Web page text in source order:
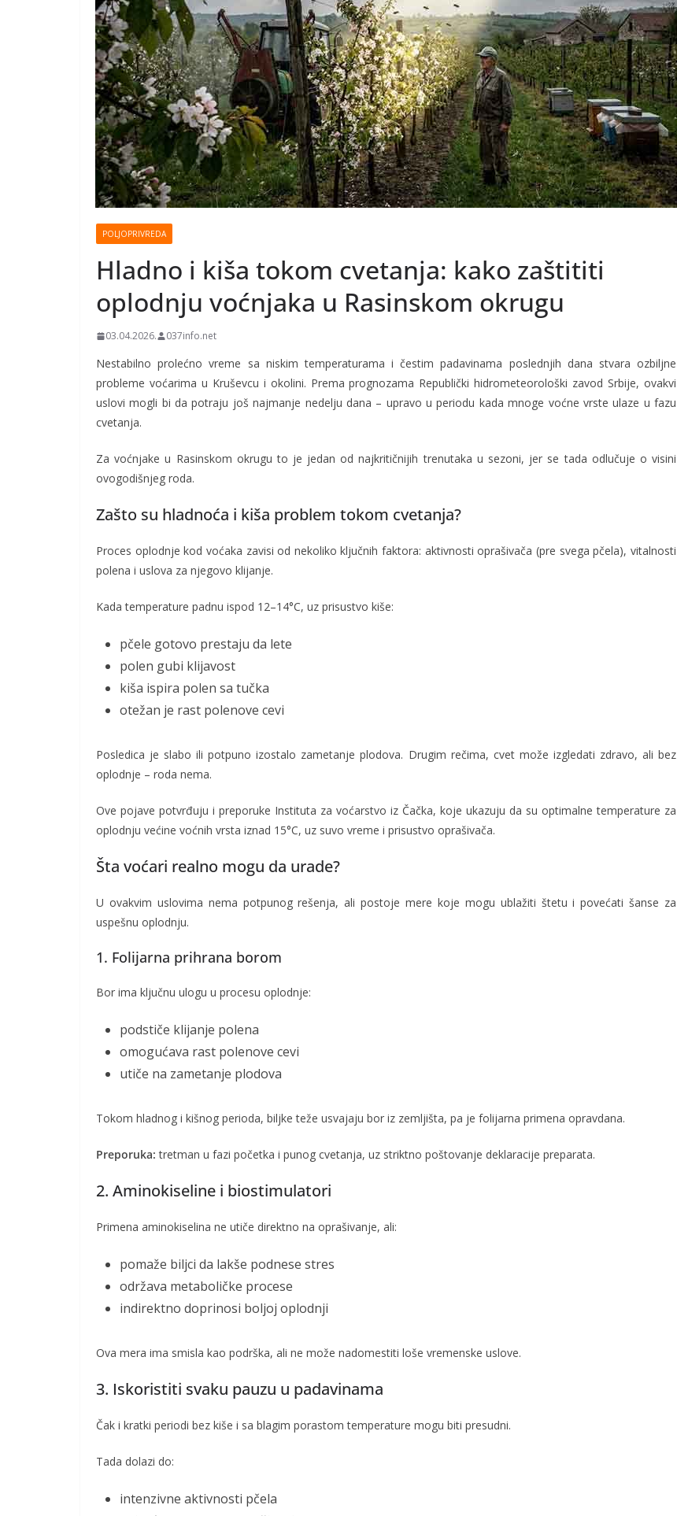
POLJOPRIVREDA
Hladno i kiša tokom cvetanja: kako zaštititi
oplodnju voćnjaka u Rasinskom okrugu
03.04.2026. 037info.net
Nestabilno prolećno vreme sa niskim temperaturama i čestim padavinama poslednjih dana stvara ozbiljne
probleme voćarima u Kruševcu i okolini. Prema prognozama Republički hidrometeorološki zavod Srbije, ovakvi
uslovi mogli bi da potraju još najmanje nedelju dana – upravo u periodu kada mnoge voćne vrste ulaze u fazu
cvetanja.
Za voćnjake u Rasinskom okrugu to je jedan od najkritičnijih trenutaka u sezoni, jer se tada odlučuje o visini
ovogodišnjeg roda.
Zašto su hladnoća i kiša problem tokom cvetanja?
Proces oplodnje kod voćaka zavisi od nekoliko ključnih faktora: aktivnosti oprašivača (pre svega pčela), vitalnosti
polena i uslova za njegovo klijanje.
Kada temperature padnu ispod 12–14°C, uz prisustvo kiše:
pčele gotovo prestaju da lete
polen gubi klijavost
kiša ispira polen sa tučka
otežan je rast polenove cevi
Posledica je slabo ili potpuno izostalo zametanje plodova. Drugim rečima, cvet može izgledati zdravo, ali bez
oplodnje – roda nema.
Ove pojave potvrđuju i preporuke Instituta za voćarstvo iz Čačka, koje ukazuju da su optimalne temperature za
oplodnju većine voćnih vrsta iznad 15°C, uz suvo vreme i prisustvo oprašivača.
Šta voćari realno mogu da urade?
U ovakvim uslovima nema potpunog rešenja, ali postoje mere koje mogu ublažiti štetu i povećati šanse za
uspešnu oplodnju.
1. Folijarna prihrana borom
Bor ima ključnu ulogu u procesu oplodnje:
podstiče klijanje polena
omogućava rast polenove cevi
utiče na zametanje plodova
Tokom hladnog i kišnog perioda, biljke teže usvajaju bor iz zemljišta, pa je folijarna primena opravdana.
Preporuka: tretman u fazi početka i punog cvetanja, uz striktno poštovanje deklaracije preparata.
2. Aminokiseline i biostimulatori
Primena aminokiselina ne utiče direktno na oprašivanje, ali:
pomaže biljci da lakše podnese stres
održava metaboličke procese
indirektno doprinosi boljoj oplodnji
Ova mera ima smisla kao podrška, ali ne može nadomestiti loše vremenske uslove.
3. Iskoristiti svaku pauzu u padavinama
Čak i kratki periodi bez kiše i sa blagim porastom temperature mogu biti presudni.
Tada dolazi do:
intenzivne aktivnosti pčela